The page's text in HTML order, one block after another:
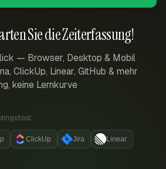
Sie die Zeiterfassung!
— Browser, Desktop & Mobil
ClickUp, Linear, GitHub & mehr
keine Lernkurve
ClickUp Jira Linear